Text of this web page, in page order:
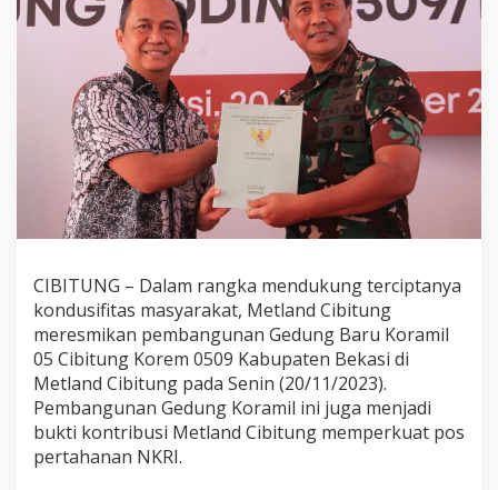
CIBITUNG – Dalam rangka mendukung terciptanya
kondusifitas masyarakat, Metland Cibitung
meresmikan pembangunan Gedung Baru Koramil
05 Cibitung Korem 0509 Kabupaten Bekasi di
Metland Cibitung pada Senin (20/11/2023).
Pembangunan Gedung Koramil ini juga menjadi
bukti kontribusi Metland Cibitung memperkuat pos
pertahanan NKRI.